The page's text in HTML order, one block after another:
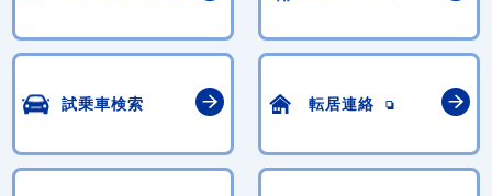
試乗車検索 転居連絡